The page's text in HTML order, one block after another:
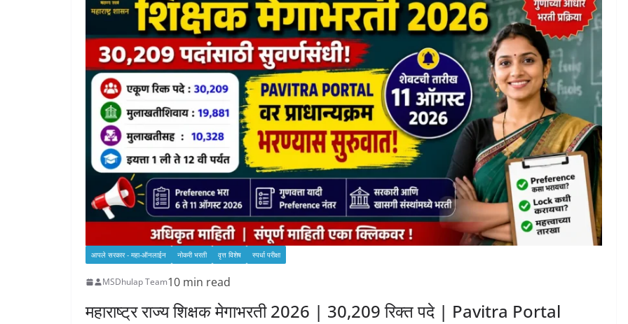
आपले सरकार - महा-ऑनलाईन नोकरी भरती वृत्त विशेष स्पर्धा परीक्षा
MSDhulap Team10 min read
महाराष्ट्र राज्य शिक्षक मेगाभरती 2026 | 30,209 रिक्त पदे | Pavitra Portal